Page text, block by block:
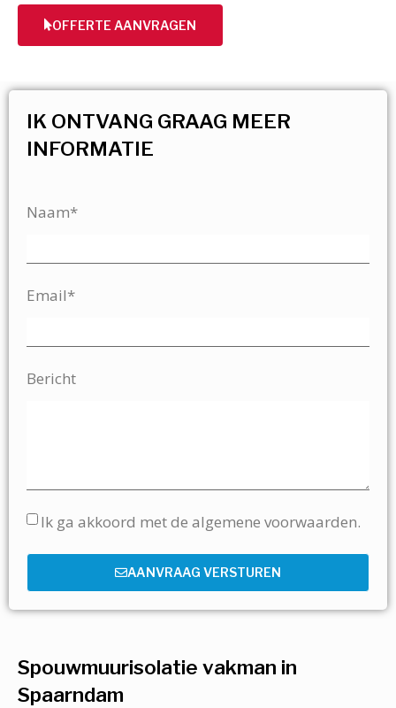
OFFERTE AANVRAGEN
Spouwmuurisolatie vakman in
Spaarndam
IK ONTVANG GRAAG MEER
INFORMATIE
Naam*
Email*
Bericht
Ik ga akkoord met de algemene voorwaarden.
AANVRAAG VERSTUREN